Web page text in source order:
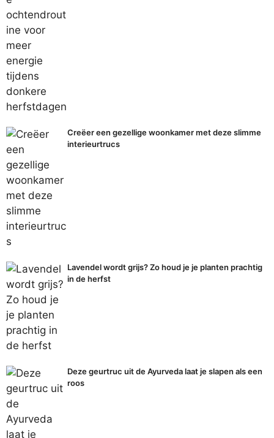
Creëer een gezellige woonkamer met deze slimme
interieurtrucs
Lavendel wordt grijs? Zo houd je je planten prachtig
in de herfst
Deze geurtruc uit de Ayurveda laat je slapen als een
roos